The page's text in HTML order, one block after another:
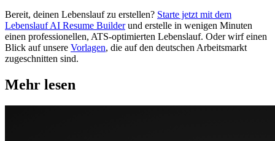
Bereit, deinen Lebenslauf zu erstellen? Starte jetzt mit dem
Lebenslauf AI Resume Builderund erstelle in wenigen Minuten
einen professionellen, ATS-optimierten Lebenslauf. Oder wirf einen
Blick auf unsere Vorlagen, die auf den deutschen Arbeitsmarkt
zugeschnitten sind.
Mehr lesen